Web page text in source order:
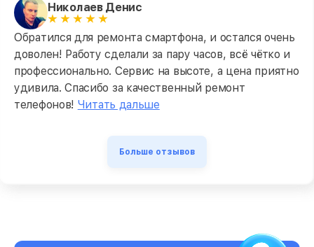
Николаев Денис
Обратился для ремонта смартфона, и остался очень
доволен! Работу сделали за пару часов, всё чётко и
профессионально. Сервис на высоте, а цена приятно
удивила. Спасибо за качественный ремонт
телефонов! Читать дальше
Больше отзывов